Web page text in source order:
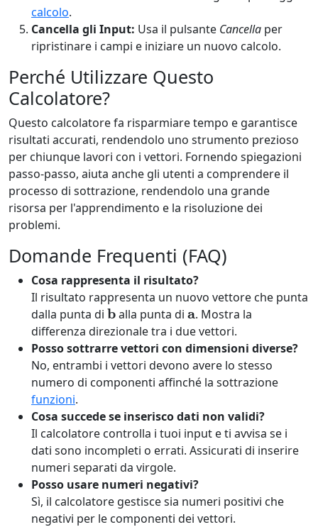
calcolo.
Cancella gli Input: Usa il pulsante Cancella per
ripristinare i campi e iniziare un nuovo calcolo.
Perché Utilizzare Questo
Calcolatore?
Questo calcolatore fa risparmiare tempo e garantisce
risultati accurati, rendendolo uno strumento prezioso
per chiunque lavori con i vettori. Fornendo spiegazioni
passo-passo, aiuta anche gli utenti a comprendere il
processo di sottrazione, rendendolo una grande
risorsa per l'apprendimento e la risoluzione dei
problemi.
Domande Frequenti (FAQ)
Cosa rappresenta il risultato?
Il risultato rappresenta un nuovo vettore che punta
dalla punta di
b
alla punta di
a
. Mostra la
differenza direzionale tra i due vettori.
Posso sottrarre vettori con dimensioni diverse?
No, entrambi i vettori devono avere lo stesso
numero di componenti affinché la sottrazione
funzioni.
Cosa succede se inserisco dati non validi?
Il calcolatore controlla i tuoi input e ti avvisa se i
dati sono incompleti o errati. Assicurati di inserire
numeri separati da virgole.
Posso usare numeri negativi?
Sì, il calcolatore gestisce sia numeri positivi che
negativi per le componenti dei vettori.